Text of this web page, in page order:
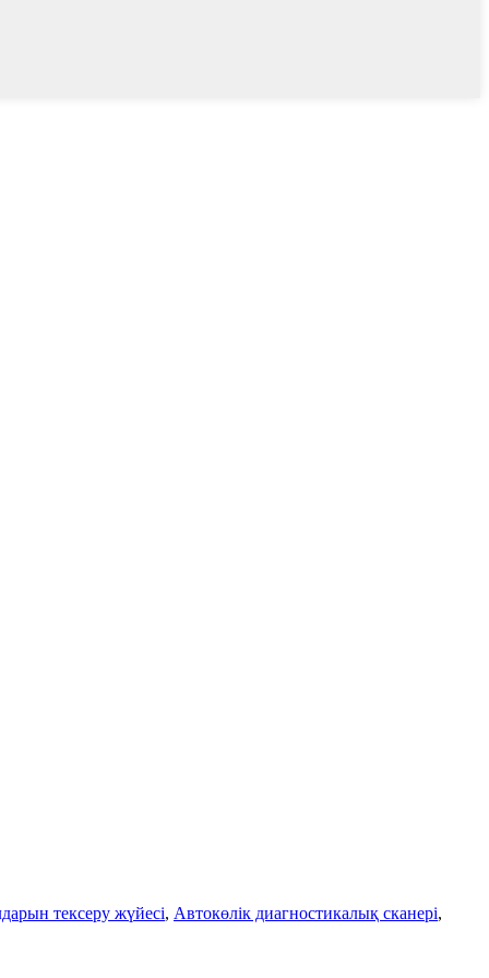
тексеру жүйесі, Автокөлік диагностикалық сканері,